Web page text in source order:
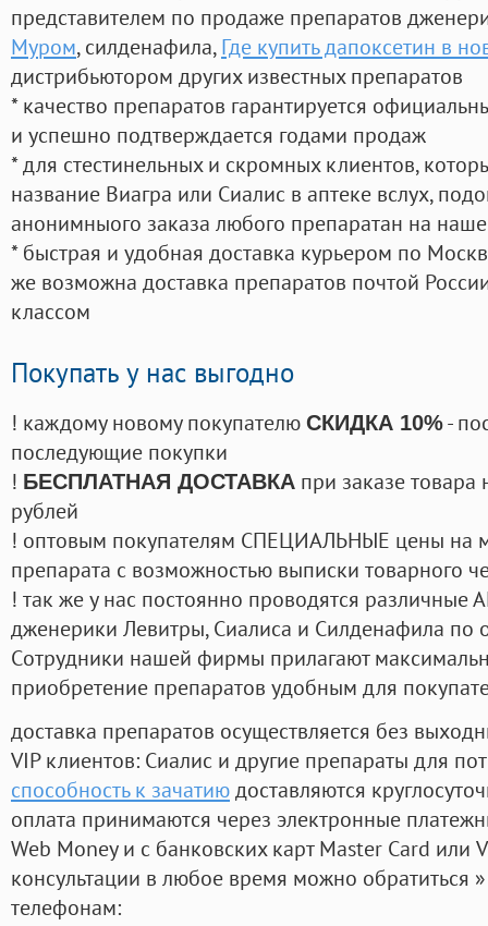
представителем по продаже препаратов
Муром, силденафила, Где купить дапоксетин в
дистрибьютором других известных препаратов
* качество препаратов гарантируется
и успешно подтверждается годами продаж
* для стестинельных и скромных клиентов,
название Виагра или Сиалис в аптеке вслух,
анонимныого заказа любого препаратан на
* быстрая и удобная доставка курьером по
же возможна доставка препаратов почтой
классом
Покупать у нас выгодно
! каждому новому покупателю СКИДКА 10%-
последующие покупки
! БЕСПЛАТНАЯ ДОСТАВКА при заказе
рублей
! оптовым покупателям СПЕЦИАЛЬНЫЕ цены на
препарата с возможностью выписки товарного
! так же у нас постоянно проводятся
дженерики Левитры, Сиалиса и Силденафила по
Cотрудники нашей фирмы прилагают
приобретение препаратов удобным для
доставка препаратов осуществляется без
VIP клиентов: Сиалис и другие препараты для
способность к зачатиюдоставляются
оплата принимаются через электронные
Web Money и с банковских карт Master Card или
консультации в любое время можно обратиться
телефонам: